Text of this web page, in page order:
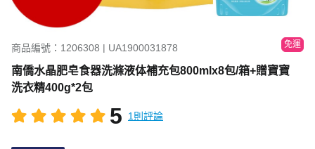
商品編號：1206308 | UA1900031878 免運
南僑水晶肥皂食器洗滌液体補充包800mlx8包/箱+贈寶寶
洗衣精400g*2包
5 1則評論